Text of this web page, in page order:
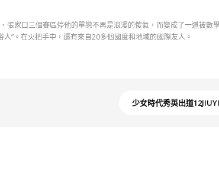
家口三個賽區停他的單戀不再是浪漫的傻氣，而變成了一道被數
”。在火把手中，還有來自20多個國度和地域的國際友人。
少女時代秀英出道